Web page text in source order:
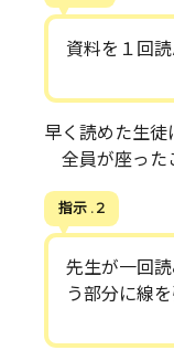
資料を１回
早く読めた生徒
全員が座った
指示 . 2
先生が一回
う部分に線